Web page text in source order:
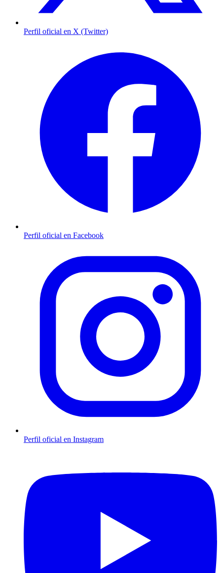
Perfil oficial en X (Twitter)
Perfil oficial en Facebook
Perfil oficial en Instagram